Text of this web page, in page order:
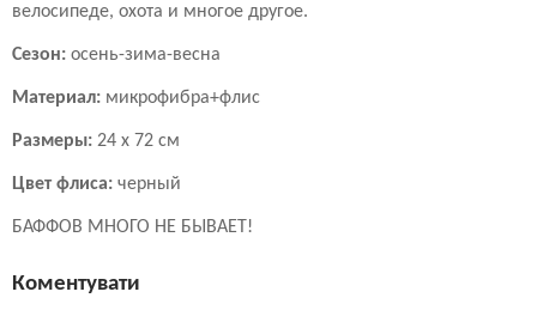
велосипеде, охота и многое другое.
Сезон: осень-зима-весна
Материал: микрофибра+флис
Размеры: 24 х 72 см
Цвет флиса: черный
БАФФОВ МНОГО НЕ БЫВАЕТ!
Коментувати